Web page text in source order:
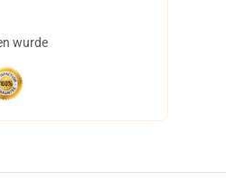
wurde